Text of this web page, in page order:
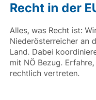
Recht in der
Alles, was Recht ist:
Niederösterreicher an
Land. Dabei
mit NÖ Bezug.
rechtlich vertreten.